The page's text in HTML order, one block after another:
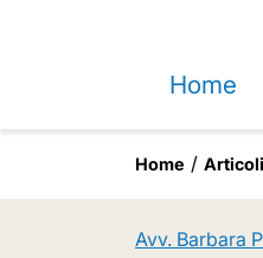
Home
Home Articoli
Avv. Barbara